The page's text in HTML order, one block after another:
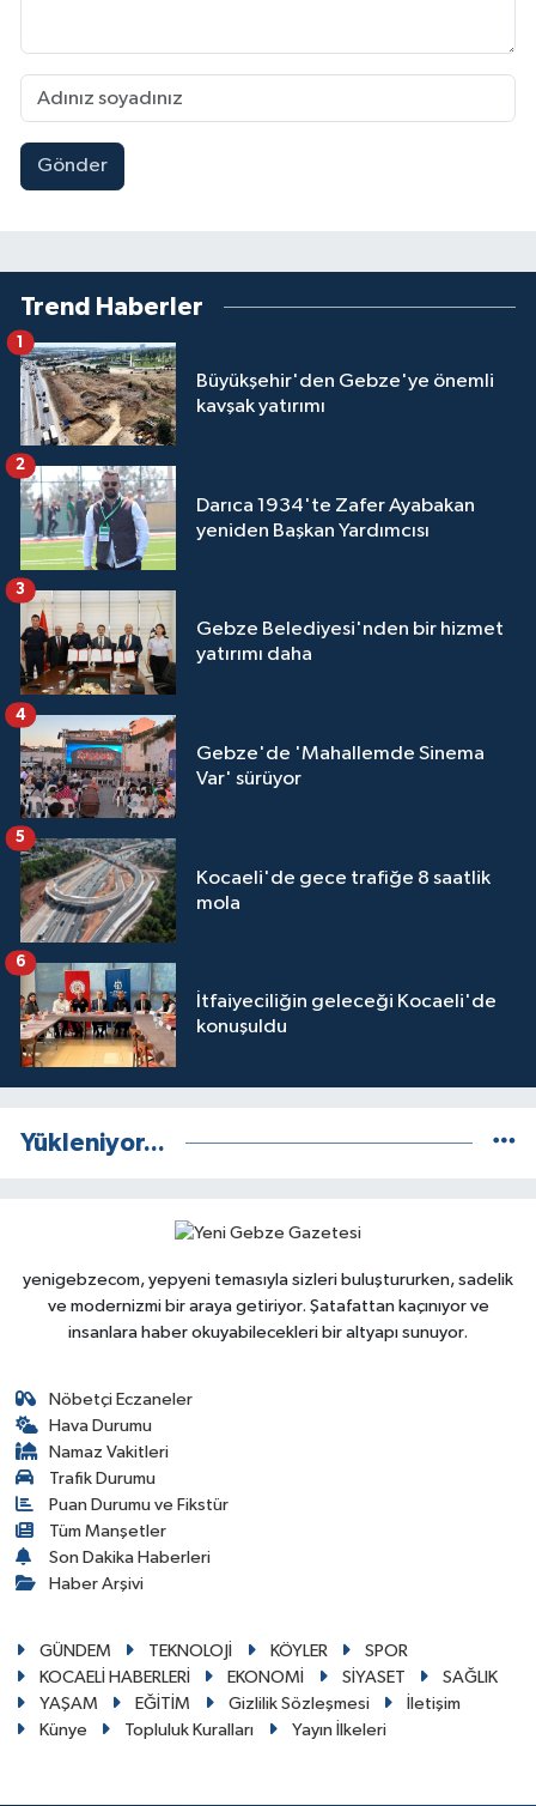
Gönder
Trend Haberler
Büyükşehir'den Gebze'ye önemli
kavşak yatırımı
1
Darıca 1934'te Zafer Ayabakan
yeniden Başkan Yardımcısı
2
Gebze Belediyesi'nden bir hizmet
yatırımı daha
3
Gebze'de 'Mahallemde Sinema
Var' sürüyor
4
Kocaeli'de gece trafiğe 8 saatlik
mola
5
İtfaiyeciliğin geleceği Kocaeli'de
konuşuldu
6
Yükleniyor...
yenigebzecom, yepyeni temasıyla sizleri buluştururken, sadelik
ve modernizmi bir araya getiriyor. Şatafattan kaçınıyor ve
insanlara haber okuyabilecekleri bir altyapı sunuyor.
Nöbetçi Eczaneler
Hava Durumu
Namaz Vakitleri
Trafik Durumu
Puan Durumu ve Fikstür
Tüm Manşetler
Son Dakika Haberleri
Haber Arşivi
GÜNDEM TEKNOLOJİ KÖYLER
SPOR
KOCAELİ HABERLERİ
EKONOMİ SİYASET
SAĞLIK
YAŞAM
EĞİTİM Gizlilik Sözleşmesi
İletişim
Künye
Topluluk Kuralları Yayın İlkeleri